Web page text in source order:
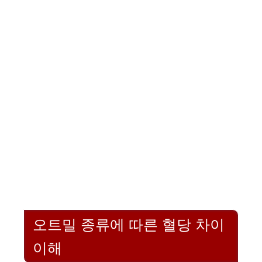
오트밀 종류에 따른 혈당 차이
이해